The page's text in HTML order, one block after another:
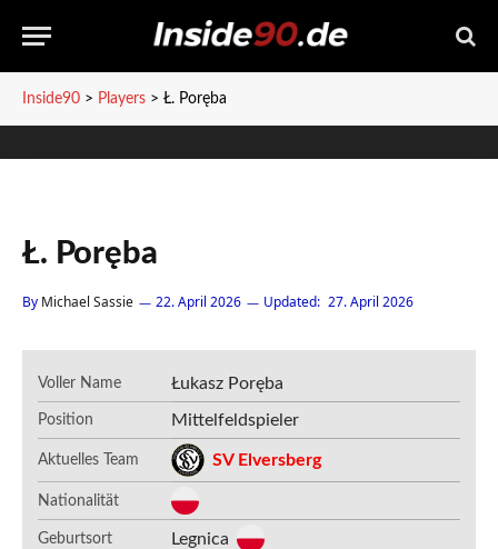
Inside90 > Players > Ł. Poręba
Ł. Poręba
By Michael Sassie 22. April 2026 Updated: 27. April 2026
Voller Name Łukasz Poręba
Position Mittelfeldspieler
Aktuelles Team SV Elversberg
Nationalität
Geburtsort Legnica